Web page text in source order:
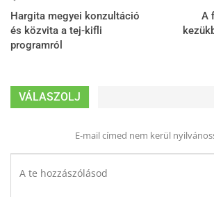
Hargita megyei konzultáció
és közvita a tej-kifli
programról
A
VÁLASZOLJ
E-mail címed nem kerül